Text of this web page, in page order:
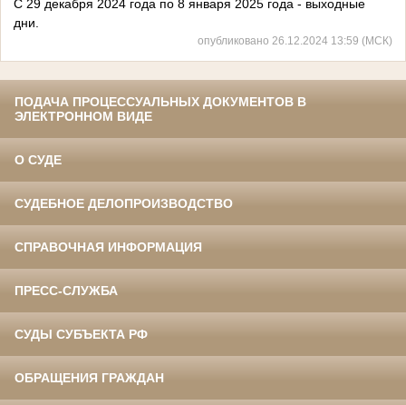
С 29 декабря 2024 года по 8 января 2025 года - выходные
дни.
опубликовано 26.12.2024 13:59 (МСК)
ПОДАЧА ПРОЦЕССУАЛЬНЫХ ДОКУМЕНТОВ В
ЭЛЕКТРОННОМ ВИДЕ
О СУДЕ
СУДЕБНОЕ ДЕЛОПРОИЗВОДСТВО
СПРАВОЧНАЯ ИНФОРМАЦИЯ
ПРЕСС-СЛУЖБА
СУДЫ СУБЪЕКТА РФ
ОБРАЩЕНИЯ ГРАЖДАН